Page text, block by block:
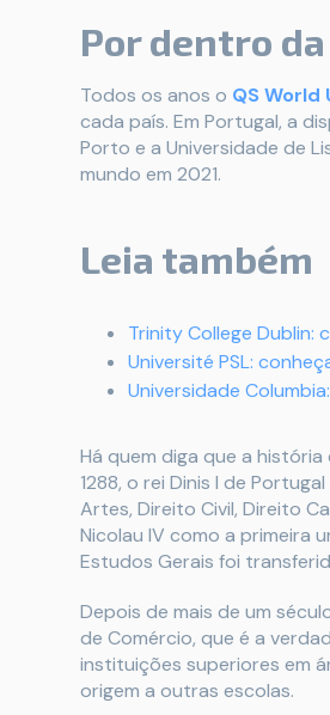
Por dentro
Todos os anos o QS World
cada país. Em Portugal, a
Porto e a Universidade de
mundo em 2021.
Leia também
Trinity College Dublin:
Université PSL:
Universidade
Há quem diga que a
1288, o rei Dinis I de
Artes, Direito Civil, Direito
Nicolau IV como a primeira
Estudos Gerais foi
Depois de mais de um
de Comércio, que é a
instituições superiores em
origem a outras escolas.